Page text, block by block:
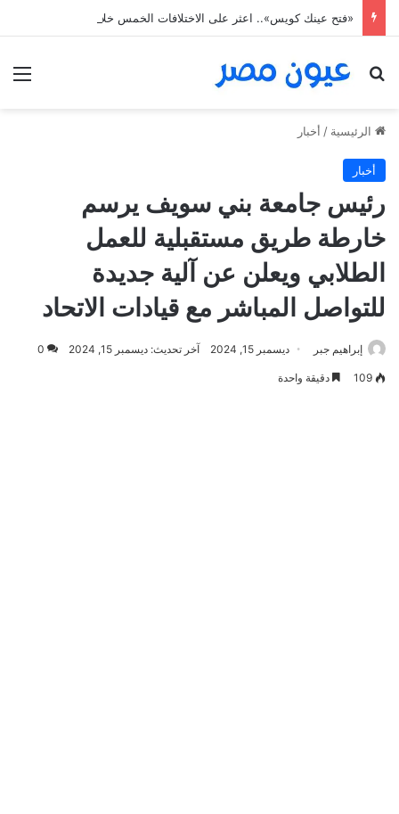
بحث عن
الرئيسية / أخبار
أخبار
رئيس جامعة بني سويف يرسم
خارطة طريق مستقبلية للعمل
الطلابي ويعلن عن آلية جديدة
للتواصل المباشر مع قيادات الاتحاد
إبراهيم جبر ديسمبر 15, 2024 آخر تحديث: ديسمبر 15, 2024 0
109 دقيقة واحدة